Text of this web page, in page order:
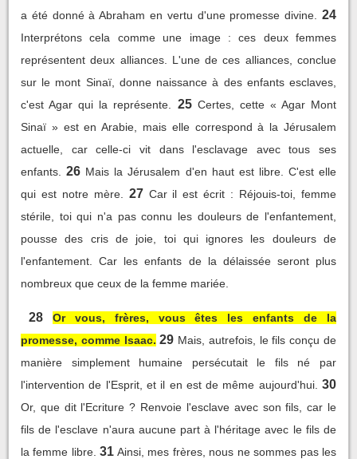
a été donné à Abraham en vertu d'une promesse divine.
24
Interprétons cela comme une image : ces deux femmes
représentent deux alliances. L'une de ces alliances, conclue
sur le mont Sinaï, donne naissance à des enfants esclaves,
c'est Agar qui la représente.
25 Certes, cette « Agar Mont
Sinaï » est en Arabie, mais elle correspond à la Jérusalem
actuelle, car celle-ci vit dans l'esclavage avec tous ses
enfants.
26 Mais la Jérusalem d'en haut est libre. C'est elle
qui est notre mère.
27 Car il est écrit : Réjouis-toi, femme
stérile, toi qui n'a pas connu les douleurs de l'enfantement,
pousse des cris de joie, toi qui ignores les douleurs de
l'enfantement. Car les enfants de la délaissée seront plus
nombreux que ceux de la femme mariée.
28
Or vous, frères, vous êtes les enfants de la
promesse, comme Isaac. 29 Mais, autrefois, le fils conçu de
manière simplement humaine persécutait le fils né par
l'intervention de l'Esprit, et il en est de même aujourd'hui. 30
Or, que dit l'Ecriture ? Renvoie l'esclave avec son fils, car le
fils de l'esclave n'aura aucune part à l'héritage avec le fils de
la femme libre. 31 Ainsi, mes frères, nous ne sommes pas les